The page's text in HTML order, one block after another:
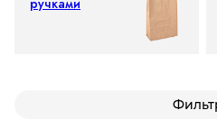
ручками